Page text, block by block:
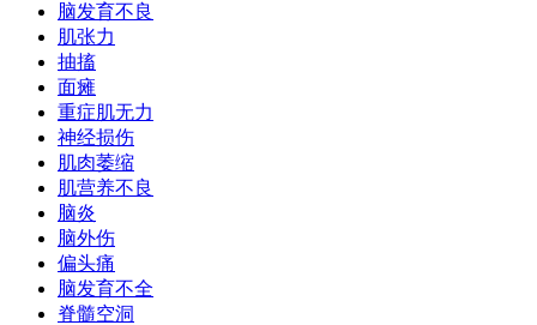
脑发育不良
肌张力
抽搐
面瘫
重症肌无力
神经损伤
肌肉萎缩
肌营养不良
脑炎
脑外伤
偏头痛
脑发育不全
脊髓空洞